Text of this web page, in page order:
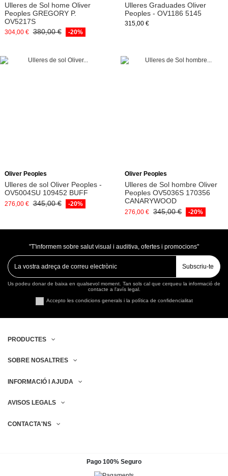
Ulleres de Sol home Oliver
Peoples GREGORY P.
OV5217S
304,00 € 380,00 € -20%
Ulleres Graduades Oliver
Peoples - OV1186 5145
315,00 €
Oliver Peoples
Ulleres de sol Oliver Peoples -
OV5004SU 109452 BUFF
276,00 € 345,00 € -20%
Oliver Peoples
Ulleres de Sol hombre Oliver
Peoples OV5036S 170356
CANARYWOOD
276,00 € 345,00 € -20%
"T'informem sobre salut visual i auditiva, ofertes i promocions"
Subscriu-te
Us podeu donar de baixa en qualsevol moment. Tan sols cal que cerqueu la informació de
contacte a l'avís legal.
Accepto les condicions generals i la política de confidencialitat
PRODUCTES
SOBRE NOSALTRES
INFORMACIÓ I AJUDA
AVISOS LEGALS
CONTACTA'NS
Pago 100% Seguro